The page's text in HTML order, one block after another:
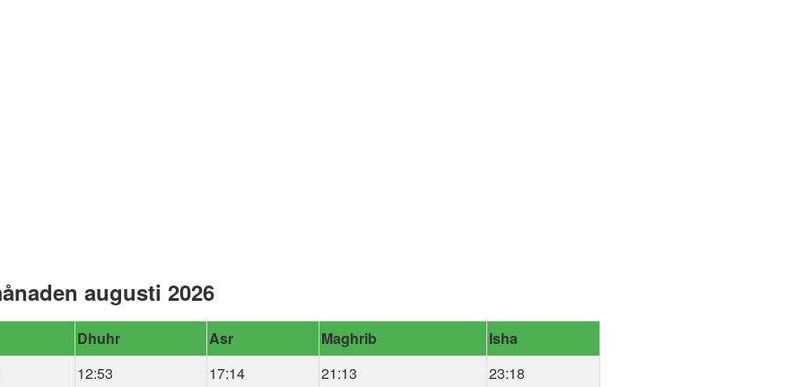
augusti 2026
Dhuhr Asr Maghrib
Isha
12:53 17:14 21:13
23:18